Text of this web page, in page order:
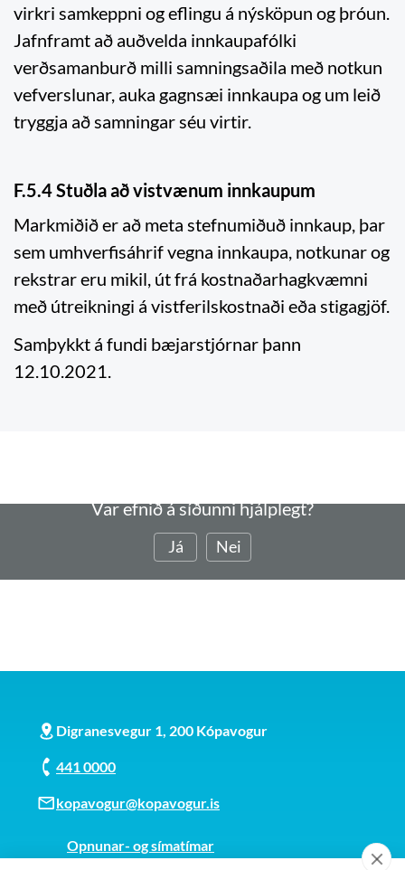
virkri samkeppni og eflingu á nýsköpun og þróun.
Jafnframt að auðvelda innkaupafólki
verðsamanburð milli samningsaðila með notkun
vefverslunar, auka gagnsæi innkaupa og um leið
tryggja að samningar séu virtir.
F.5.4 Stuðla að vistvænum innkaupum
Markmiðið er að meta stefnumiðuð innkaup, þar
sem umhverfisáhrif vegna innkaupa, notkunar og
rekstrar eru mikil, út frá kostnaðarhagkvæmni
með útreikningi á vistferilskostnaði eða stigagjöf.
Samþykkt á fundi bæjarstjórnar þann
12.10.2021.
Var efnið á síðunni hjálplegt?
Já Nei
Digranesvegur 1, 200 Kópavogur
441 0000
kopavogur@kopavogur.is
Opnunar- og símatímar